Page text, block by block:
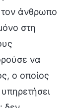
άνθρωπο
στη
να
ο οποίος